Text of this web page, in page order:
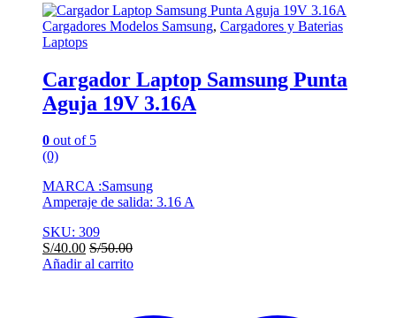
Cargadores Modelos Samsung, Cargadores y Baterias
Laptops
Cargador Laptop Samsung Punta
Aguja 19V 3.16A
0 out of 5
(0)
MARCA :Samsung
Amperaje de salida: 3.16 A
SKU: 309
S/40.00 S/50.00
Añadir al carrito